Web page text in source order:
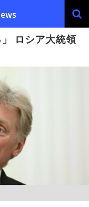
」 ロシア大統領